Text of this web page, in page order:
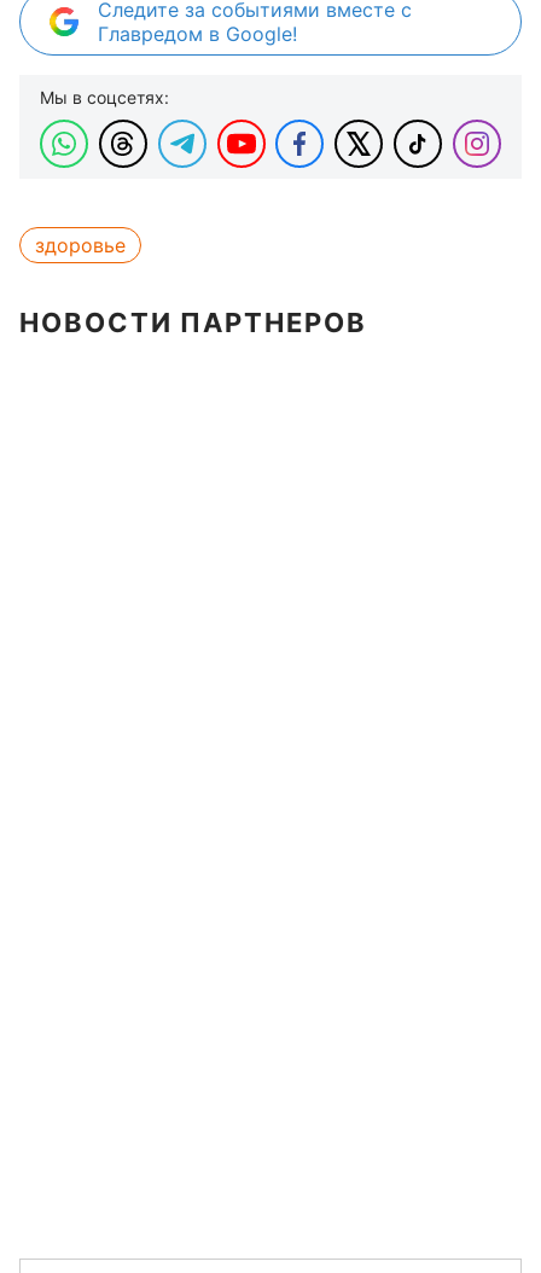
Следите за событиями вместе с
Главредом в Google!
Мы в соцсетях:
здоровье
НОВОСТИ ПАРТНЕРОВ